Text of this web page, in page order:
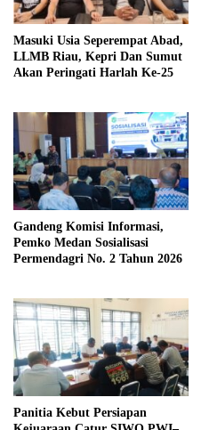
Masuki Usia Seperempat Abad,
LLMB Riau, Kepri Dan Sumut
Akan Peringati Harlah Ke-25
Gandeng Komisi Informasi,
Pemko Medan Sosialisasi
Permendagri No. 2 Tahun 2026
Panitia Kebut Persiapan